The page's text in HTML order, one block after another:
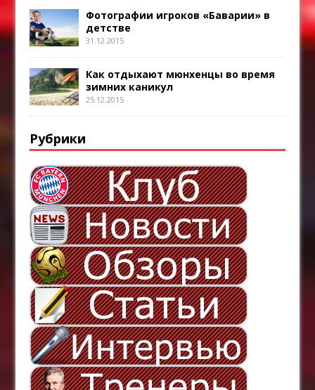
Фотографии игроков «Баварии» в
детстве
31.12.2015
Как отдыхают мюнхенцы во время
зимних каникул
25.12.2015
Рубрики